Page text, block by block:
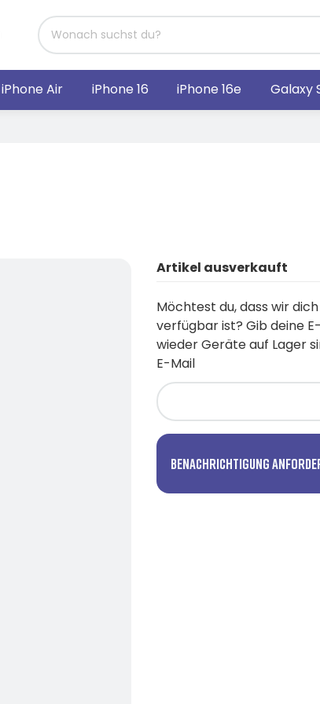
iPhone Air iPhone 16 iPhone 16e Galaxy
Artikel ausverkauft
Möchtest du, dass wir
verfügbar ist? Gib deine
wieder Geräte auf Lager
E-Mail
Benachrichtigung